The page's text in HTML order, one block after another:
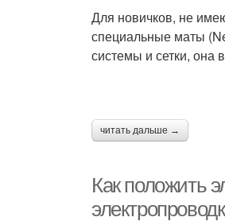
Для новичков, не
специальные маты
системы и сетки, она
читать дальше →
Как положить